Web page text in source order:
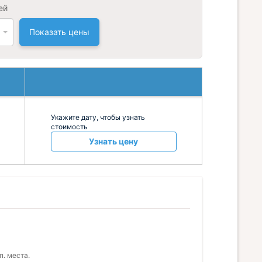
Показать цены
Укажите дату, чтобы узнать
стоимость
Узнать цену
места.